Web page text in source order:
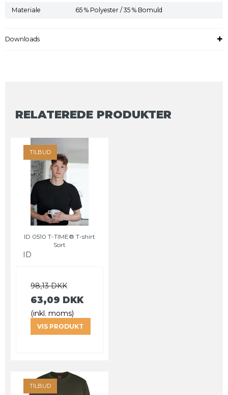
Materiale 65 % Polyester / 35 % Bomuld
Downloads
RELATEREDE PRODUKTER
TILBUD
ID 0510 T-TIME® T-shirt
Sort
ID
98,13 DKK
63,09 DKK
(inkl. moms)
VIS PRODUKT
TILBUD